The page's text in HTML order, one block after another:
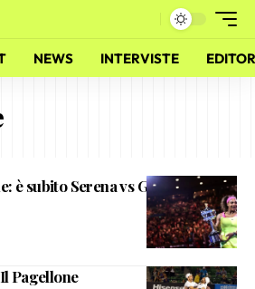
NEWS INTERVISTE
è subito Serena vs Giorgi
Pagellone